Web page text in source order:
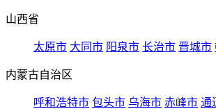
山西省
太原市 大同市 阳泉市 长治市 晋城市
内蒙古自治区
呼和浩特市 包头市 乌海市 赤峰市 通